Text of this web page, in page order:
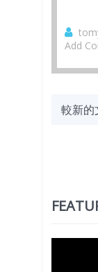
Add
較新的